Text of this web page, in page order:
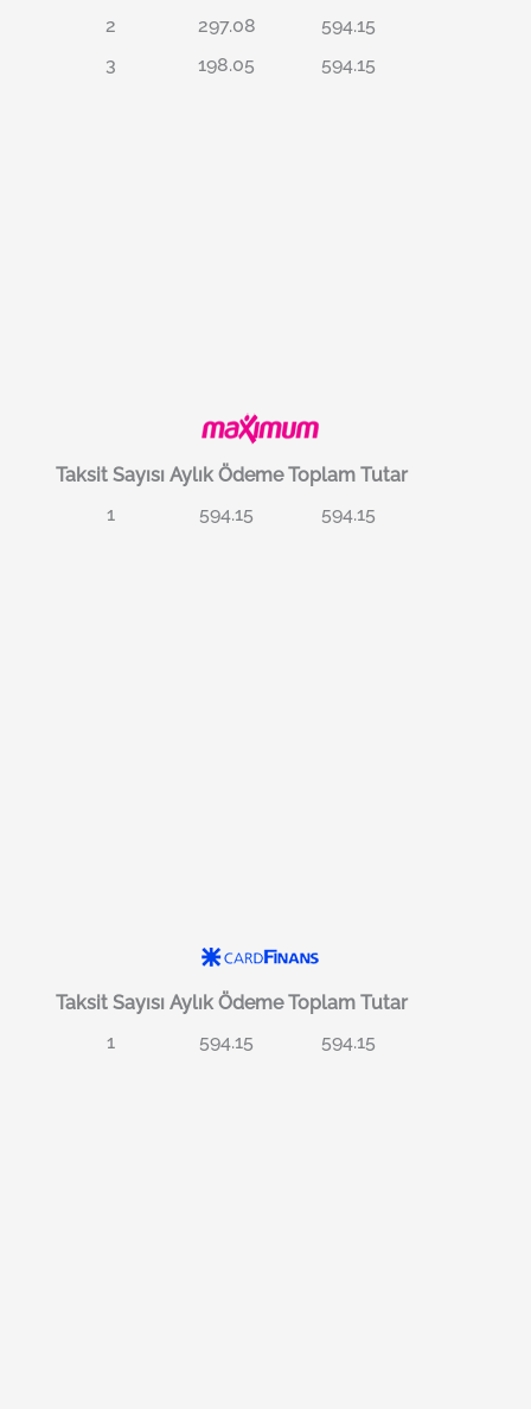
2 297.08
594.15
3
198.05 594.15
Taksit Sayısı Aylık Ödeme Toplam Tutar
1
594.15 594.15
Taksit Sayısı Aylık Ödeme Toplam Tutar
1
594.15 594.15